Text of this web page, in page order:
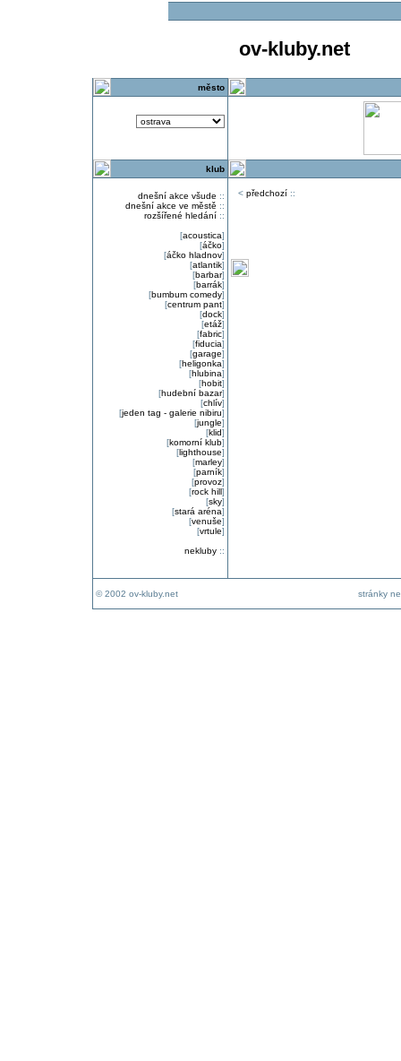
ov-kluby.net
město
klub
dnešní akce všude ::
dnešní akce ve městě ::
rozšířené hledání::
[acoustica]
[áčko]
[áčko hladnov]
[atlantik]
[barbar]
[barrák]
[bumbum comedy]
[centrum pant]
[dock]
[etáž]
[fabric]
[fiducia]
[garage]
[heligonka]
[hlubina]
[hobit]
[hudební bazar]
[chlív]
[jeden tag - galerie nibiru]
[jungle]
[klid]
[komorní klub]
[lighthouse]
[marley]
[parník]
[provoz]
[rock hill]
[sky]
[stará aréna]
[venuše]
[vrtule]
nekluby::
< předchozí::
© 2002 ov-kluby.net stránky